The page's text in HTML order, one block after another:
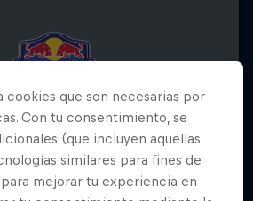
cookies que son necesarias por
Con tu consentimiento, se
(que incluyen aquellas
similares para fines de
mejorar tu experiencia en